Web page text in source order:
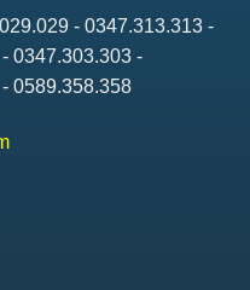
- 0347.313.313 -
0347.303.303 -
0589.358.358